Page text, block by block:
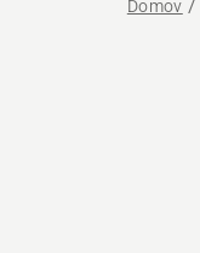
Domov